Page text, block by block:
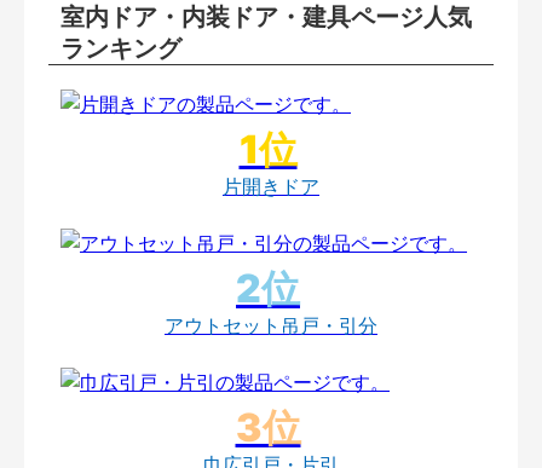
室内ドア・内装ドア・建具ページ人気
ランキング
片開きドア
アウトセット吊戸・引分